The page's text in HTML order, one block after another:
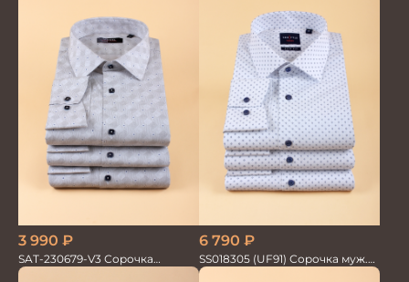
3 990 ₽
SAT-230679-V3 Сорочка
мужская
6 790 ₽
SS018305 (UF91) Сорочка муж.
GROSTYLE TRENDY